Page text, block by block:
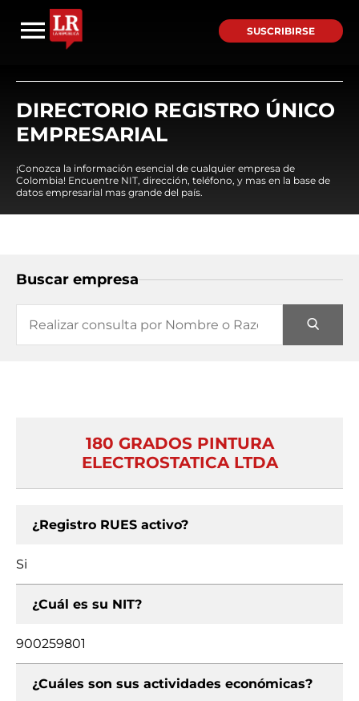
SUSCRIBIRSE
DIRECTORIO REGISTRO ÚNICO
EMPRESARIAL
¡Conozca la información esencial de cualquier empresa de
Colombia! Encuentre NIT, dirección, teléfono, y mas en la base de
datos empresarial mas grande del país.
Buscar empresa
180 GRADOS PINTURA
ELECTROSTATICA LTDA
¿Registro RUES activo?
Si
¿Cuál es su NIT?
900259801
¿Cuáles son sus actividades económicas?